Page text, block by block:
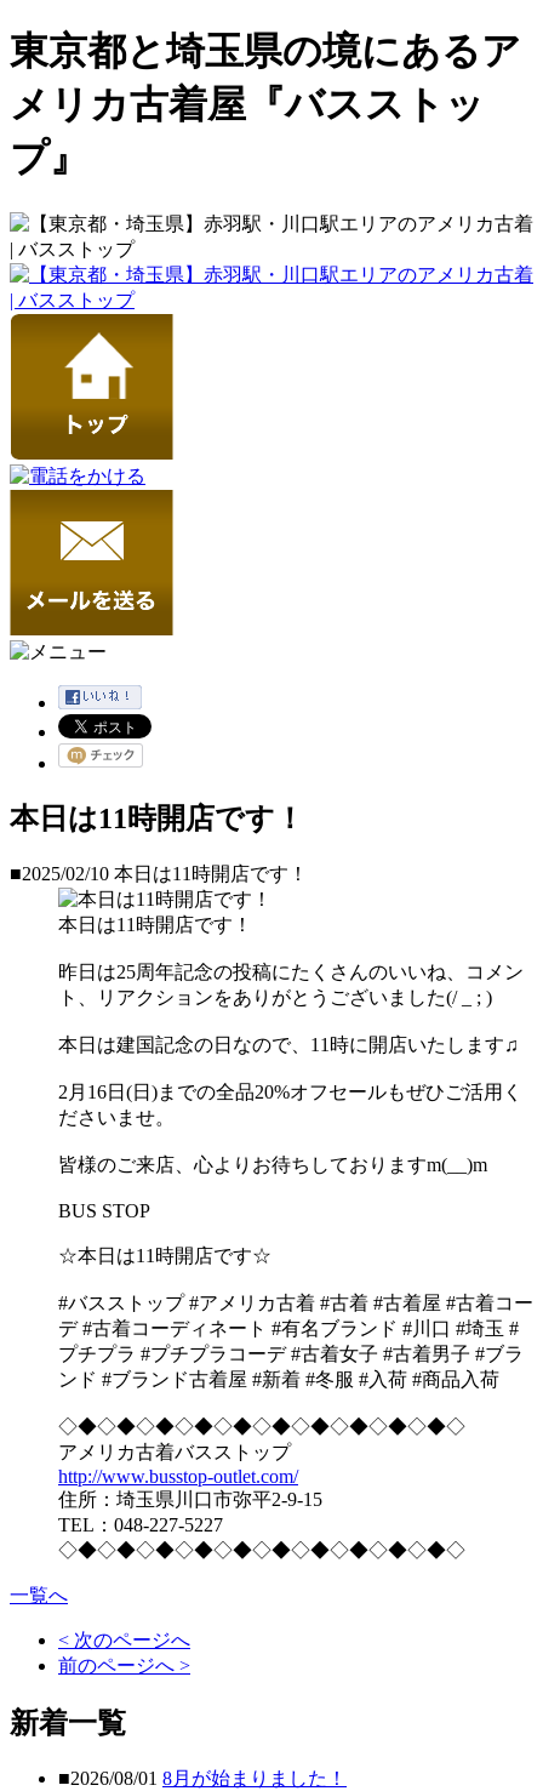
東京都と埼玉県の境にあるア
メリカ古着屋『バスストッ
プ』
本日は11時開店です！
■2025/02/10 本日は11時開店です！
本日は11時開店です！
昨日は25周年記念の投稿にたくさんのいいね、コメン
ト、リアクションをありがとうございました(/ _ ; )
本日は建国記念の日なので、11時に開店いたします♫
2月16日(日)までの全品20%オフセールもぜひご活用く
ださいませ。
皆様のご来店、心よりお待ちしておりますm(__)m
BUS STOP
☆本日は11時開店です☆
#バスストップ #アメリカ古着 #古着 #古着屋 #古着コー
デ #古着コーディネート #有名ブランド #川口 #埼玉 #
プチプラ #プチプラコーデ #古着女子 #古着男子 #ブラ
ンド #ブランド古着屋 #新着 #冬服 #入荷 #商品入荷
◇◆◇◆◇◆◇◆◇◆◇◆◇◆◇◆◇◆◇◆◇
アメリカ古着バスストップ
http://www.busstop-outlet.com/
住所：埼玉県川口市弥平2-9-15
TEL：048-227-5227
◇◆◇◆◇◆◇◆◇◆◇◆◇◆◇◆◇◆◇◆◇
一覧へ
< 次のページへ
前のページへ >
新着一覧
■2026/08/01 8月が始まりました！